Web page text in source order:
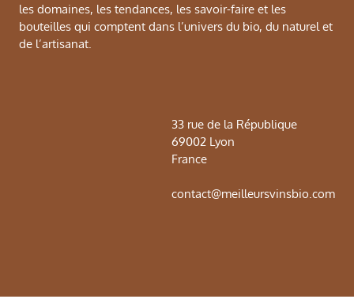
les domaines, les tendances, les savoir-faire et les
bouteilles qui comptent dans l’univers du bio, du naturel et
de l’artisanat.
33 rue de la République
69002 Lyon
France
contact@meilleursvinsbio.com